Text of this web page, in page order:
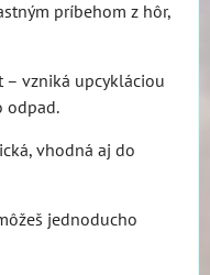
príbehom z hôr,
– vzniká upcykláciou
odpad.
vhodná aj do
jednoducho